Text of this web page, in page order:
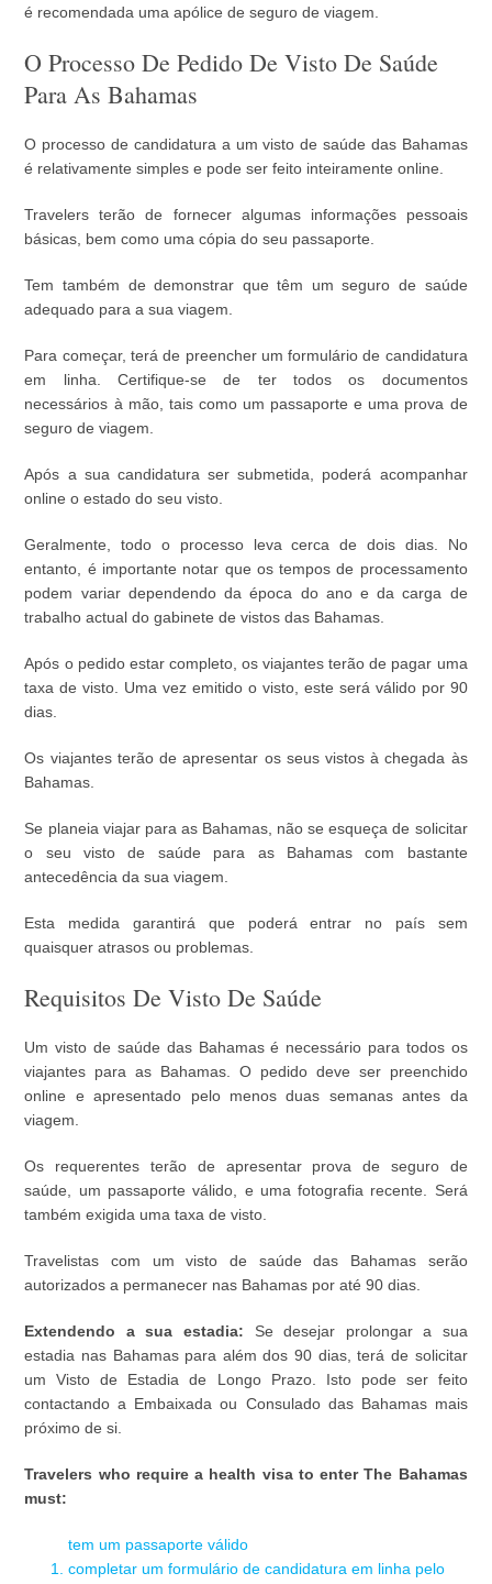
é recomendada uma apólice de seguro de viagem.
O Processo De Pedido De Visto De Saúde
Para As Bahamas
O processo de candidatura a um visto de saúde das Bahamas
é relativamente simples e pode ser feito inteiramente online.
Travelers terão de fornecer algumas informações pessoais
básicas, bem como uma cópia do seu passaporte.
Tem também de demonstrar que têm um seguro de saúde
adequado para a sua viagem.
Para começar, terá de preencher um formulário de candidatura
em linha. Certifique-se de ter todos os documentos
necessários à mão, tais como um passaporte e uma prova de
seguro de viagem.
Após a sua candidatura ser submetida, poderá acompanhar
online o estado do seu visto.
Geralmente, todo o processo leva cerca de dois dias. No
entanto, é importante notar que os tempos de processamento
podem variar dependendo da época do ano e da carga de
trabalho actual do gabinete de vistos das Bahamas.
Após o pedido estar completo, os viajantes terão de pagar uma
taxa de visto. Uma vez emitido o visto, este será válido por 90
dias.
Os viajantes terão de apresentar os seus vistos à chegada às
Bahamas.
Se planeia viajar para as Bahamas, não se esqueça de solicitar
o seu visto de saúde para as Bahamas com bastante
antecedência da sua viagem.
Esta medida garantirá que poderá entrar no país sem
quaisquer atrasos ou problemas.
Requisitos De Visto De Saúde
Um visto de saúde das Bahamas é necessário para todos os
viajantes para as Bahamas. O pedido deve ser preenchido
online e apresentado pelo menos duas semanas antes da
viagem.
Os requerentes terão de apresentar prova de seguro de
saúde, um passaporte válido, e uma fotografia recente. Será
também exigida uma taxa de visto.
Travelistas com um visto de saúde das Bahamas serão
autorizados a permanecer nas Bahamas por até 90 dias.
Extendendo a sua estadia: Se desejar prolongar a sua
estadia nas Bahamas para além dos 90 dias, terá de solicitar
um Visto de Estadia de Longo Prazo. Isto pode ser feito
contactando a Embaixada ou Consulado das Bahamas mais
próximo de si.
Travelers who require a health visa to enter The Bahamas
must:
tem um passaporte válido
completar um formulário de candidatura em linha pelo